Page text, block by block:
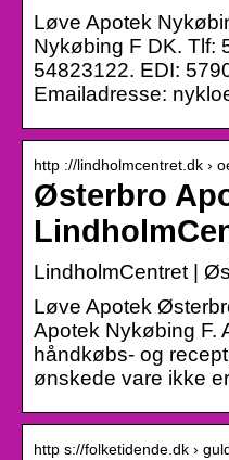
Løve Apotek
Nykøbing F DK. Tlf:
54823122. EDI:
Emailadresse:
http ://lindholmcentret.dk ›
Østerbro
LindholmCentret |
Løve Apotek
Apotek Nykøbing F.
håndkøbs- og
ønskede vare ikke
http s://folketidende.dk ›